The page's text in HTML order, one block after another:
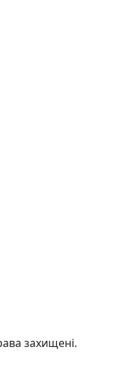
захищені.